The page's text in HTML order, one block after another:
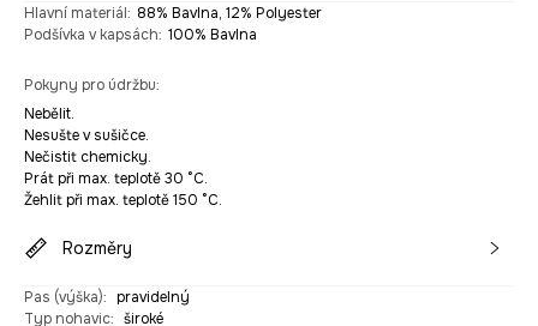
Hlavní materiál: 88% Bavlna, 12% Polyester
Podšívka v kapsách: 100% Bavlna
Pokyny pro údržbu:
Nebělit.
Nesušte v sušičce.
Nečistit chemicky.
Prát při max. teplotě 30 °C.
Žehlit při max. teplotě 150 °C.
Rozměry
Pas (výška): pravidelný
Typ nohavic: široké